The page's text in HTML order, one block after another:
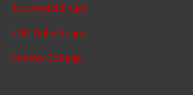
Bouwopleidingen
ROC Opleidingen
Deltion College